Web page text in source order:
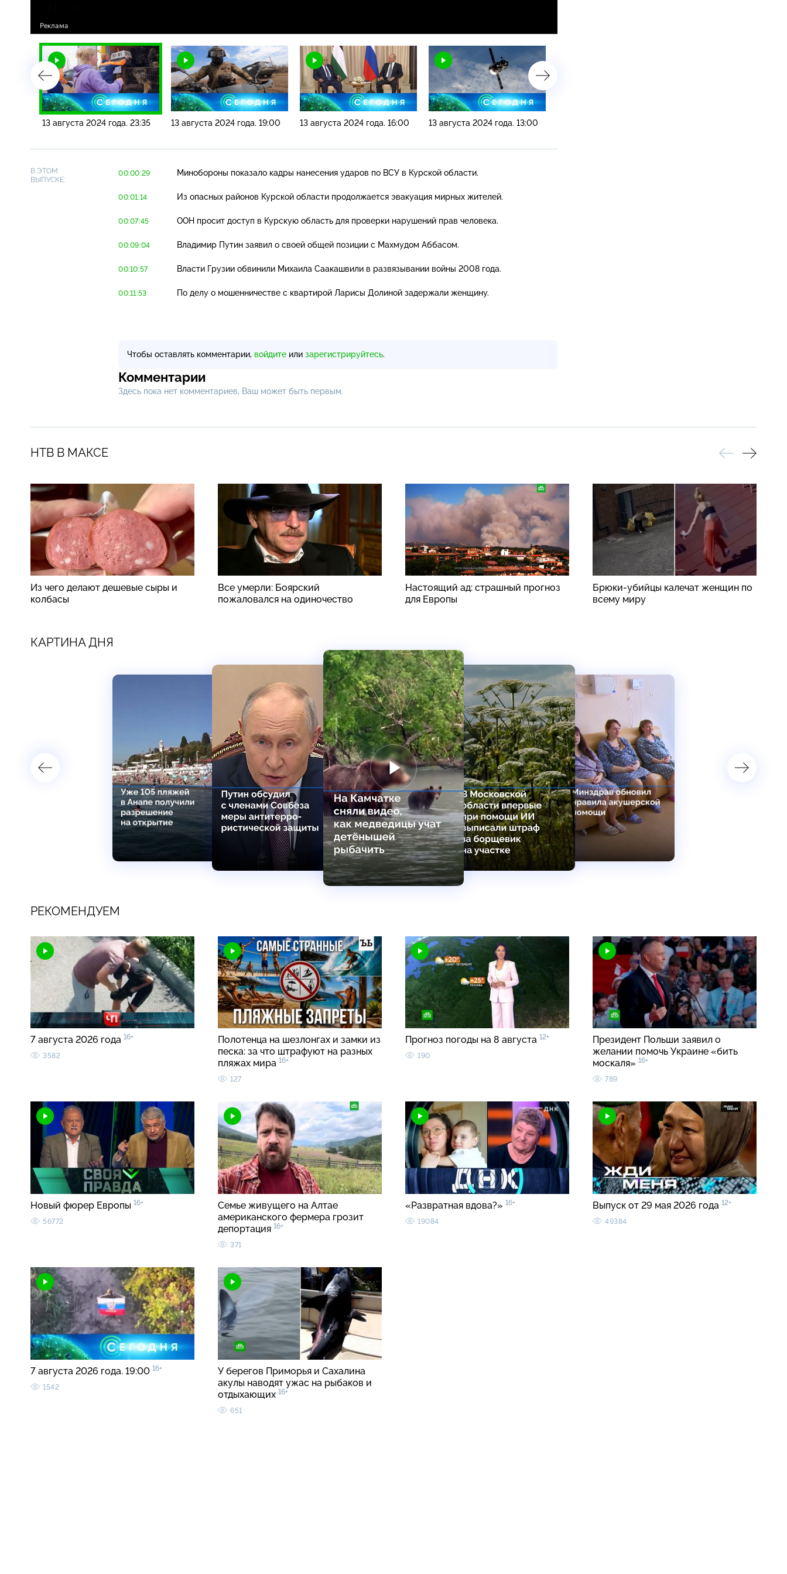
13 августа 2024 года. 23:35 13 августа 2024 года. 19:00 13 августа 2024 года. 16:00 13 августа 2024 года. 13:00
В ЭТОМ
ВЫПУСКЕ:
00:00:29 Минобороны показало кадры нанесения ударов по ВСУ в Курской области.
00:01:14 Из опасных районов Курской области продолжается эвакуация мирных жителей.
00:07:45 ООН просит доступ в Курскую область для проверки нарушений прав человека.
00:09:04 Владимир Путин заявил о своей общей позиции с Махмудом Аббасом.
00:10:57 Власти Грузии обвинили Михаила Саакашвили в развязывании войны 2008 года.
00:11:53 По делу о мошенничестве с квартирой Ларисы Долиной задержали женщину.
Чтобы оставлять комментарии, войдите или зарегистрируйтесь.
Комментарии
Здесь пока нет комментариев, Ваш может быть первым.
НТВ В МАКСЕ
Из чего делают дешевые сыры и
колбасы
Все умерли: Боярский
пожаловался на одиночество
Настоящий ад: страшный прогноз
для Европы
Брюки-убийцы калечат женщин по
всему миру
КАРТИНА ДНЯ
РЕКОМЕНДУЕМ
7 августа 2026 года 16+
3582
Полотенца на шезлонгах и замки из
песка: за что штрафуют на разных
пляжах мира 16+
127
Прогноз погоды на 8 августа 12+
190
Президент Польши заявил о
желании помочь Украине «бить
москаля» 16+
789
Новый фюрер Европы 16+
56772
Семье живущего на Алтае
американского фермера грозит
депортация 16+
371
«Развратная вдова?» 16+
19084
Выпуск от 29 мая 2026 года 12+
49384
7 августа 2026 года. 19:00 16+
1542
У берегов Приморья и Сахалина
акулы наводят ужас на рыбаков и
отдыхающих 16+
651